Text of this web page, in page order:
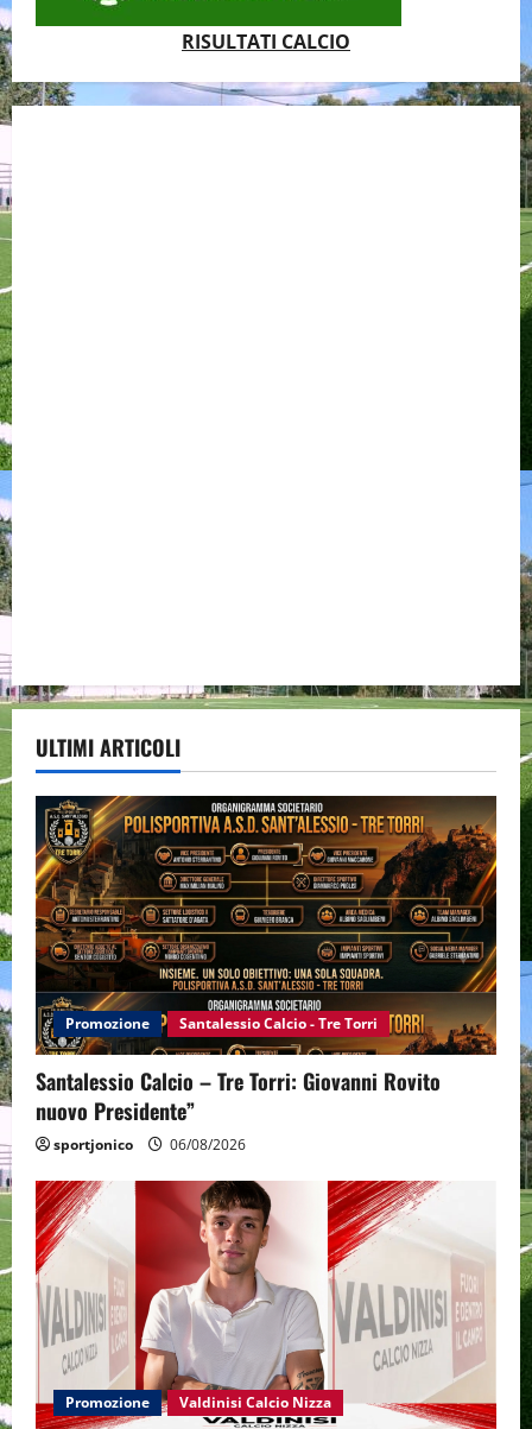
RISULTATI CALCIO
ULTIMI ARTICOLI
Promozione Santalessio Calcio - Tre Torri
Santalessio Calcio – Tre Torri: Giovanni Rovito
nuovo Presidente”
sportjonico 06/08/2026
Promozione Valdinisi Calcio Nizza